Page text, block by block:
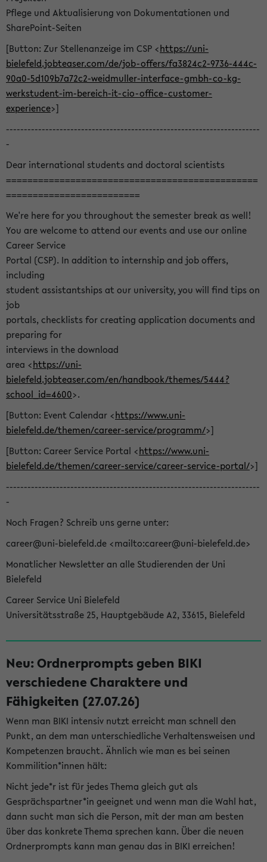
Pflege und Aktualisierung von Dokumentationen und
SharePoint-Seiten
[Button: Zur Stellenanzeige im CSP <https://uni-
bielefeld.jobteaser.com/de/job-offers/fa3824c2-9736-444c-
90a0-5d109b7a72c2-weidmuller-interface-gmbh-co-kg-
werkstudent-im-bereich-it-cio-office-customer-
experience>]
-----------------------------------------------------------------------
-
Dear international students and doctoral scientists
===============================================
=========================
We're here for you throughout the semester break as well!
You are welcome to attend our events and use our online
Career Service
Portal (CSP). In addition to internship and job offers,
including
student assistantships at our university, you will find tips on
job
portals, checklists for creating application documents and
preparing for
interviews in the download
area <https://uni-
bielefeld.jobteaser.com/en/handbook/themes/5444?
school_id=4600>.
[Button: Event Calendar <https://www.uni-
bielefeld.de/themen/career-service/programm/>]
[Button: Career Service Portal <https://www.uni-
bielefeld.de/themen/career-service/career-service-portal/>]
-----------------------------------------------------------------------
-
Noch Fragen? Schreib uns gerne unter:
career@uni-bielefeld.de <mailto:career@uni-bielefeld.de>
Monatlicher Newsletter an alle Studierenden der Uni
Bielefeld
Career Service Uni Bielefeld
Universitätsstraße 25, Hauptgebäude A2, 33615, Bielefeld
Neu: Ordnerprompts geben BIKI
verschiedene Charaktere und
Fähigkeiten (27.07.26)
Wenn man BIKI intensiv nutzt erreicht man schnell den
Punkt, an dem man unterschiedliche Verhaltensweisen und
Kompetenzen braucht. Ähnlich wie man es bei seinen
Kommilition*innen hält:
Nicht jede*r ist für jedes Thema gleich gut als
Gesprächspartner*in geeignet und wenn man die Wahl hat,
dann sucht man sich die Person, mit der man am besten
über das konkrete Thema sprechen kann. Über die neuen
Ordnerprompts kann man genau das in BIKI erreichen!